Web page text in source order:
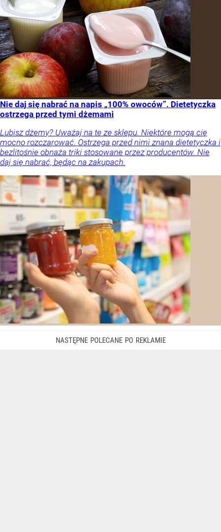
Nie daj się nabrać na napis „100% owoców”. Dietetyczka
ostrzega przed tymi dżemami
Lubisz dżemy? Uważaj na te ze sklepu. Niektóre mogą cię
mocno rozczarować. Ostrzega przed nimi znana dietetyczka i
bezlitośnie obnaża triki stosowane przez producentów. Nie
daj się nabrać, będąc na zakupach.